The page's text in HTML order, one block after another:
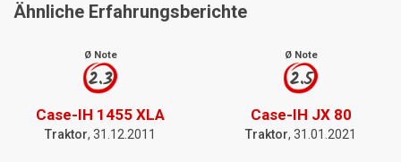
Ähnliche Erfahrungsberichte
Ø Note
2.3
Case-IH 1455 XLA
Traktor, 31.12.2011
Ø Note
2.5
Case-IH JX 80
Traktor, 31.01.2021